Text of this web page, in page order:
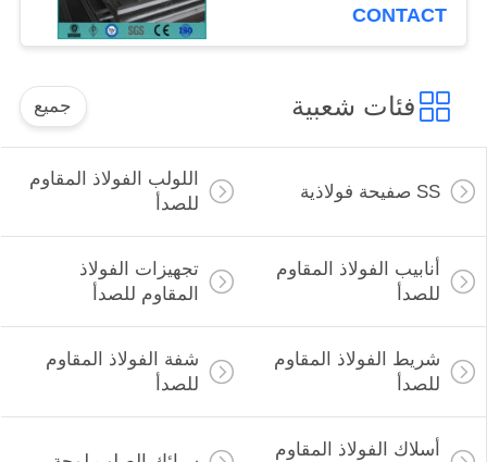
CONTACT
فئات شعبية جميع
SS صفيحة فولاذية
اللولب الفولاذ المقاوم
للصدأ
أنابيب الفولاذ المقاوم
للصدأ
تجهيزات الفولاذ
المقاوم للصدأ
شريط الفولاذ المقاوم
للصدأ
شفة الفولاذ المقاوم
للصدأ
أسلاك الفولاذ المقاوم